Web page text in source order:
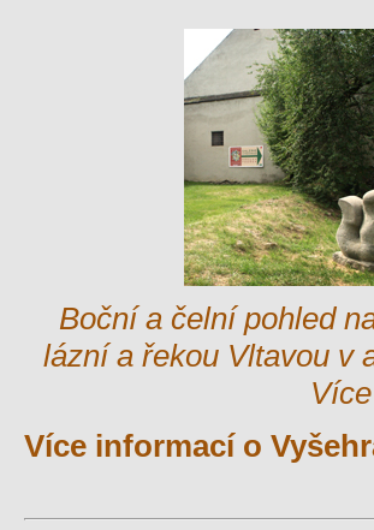
Boční a čelní pohled
lázní a řekou Vltavou v
Více informací o